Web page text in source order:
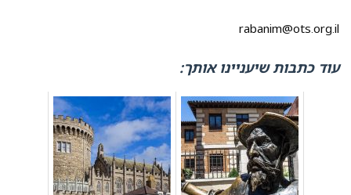
rabanim@ots.org.il
עוד כתבות שיעניינו אותך: